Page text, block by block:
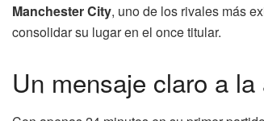
Manchester City, uno de los rivales más
consolidar su lugar en el once titular.
Un mensaje claro a